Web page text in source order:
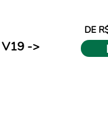
DE
->